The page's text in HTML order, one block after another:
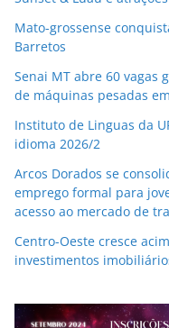
Mato-grossense
Barretos
Senai MT abre 60 vagas
de máquinas pesadas
Instituto de Linguas da
idioma 2026/2
Arcos Dorados se
emprego formal para
acesso ao mercado de
Centro-Oeste cresce
investimentos